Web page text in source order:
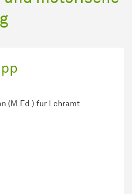
(M.Ed.) für Lehramt